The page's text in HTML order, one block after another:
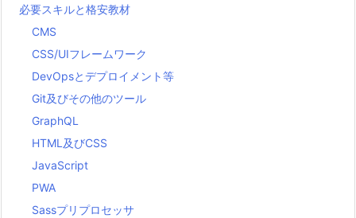
必要スキルと格安教材
CMS
CSS/UIフレームワーク
DevOpsとデプロイメント等
Git及びその他のツール
GraphQL
HTML及びCSS
JavaScript
PWA
Sassプリプロセッサ